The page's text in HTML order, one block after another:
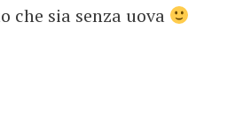
che sia senza uova